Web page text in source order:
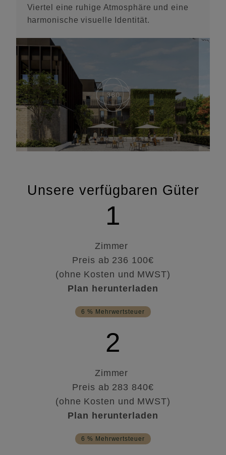
Viertel eine ruhige Atmosphäre und eine
harmonische visuelle Identität.
Unsere verfügbaren Güter
1
Zimmer
Preis ab 236 100€
(ohne Kosten und MWST)
Plan herunterladen
6 % Mehrwertsteuer
2
Zimmer
Preis ab 283 840€
(ohne Kosten und MWST)
Plan herunterladen
6 % Mehrwertsteuer